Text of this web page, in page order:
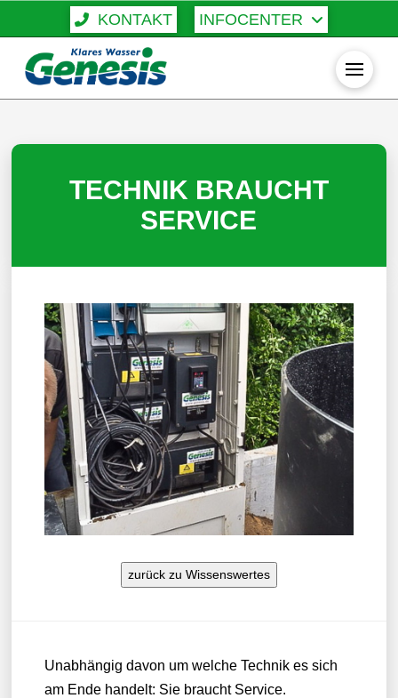
KONTAKT INFOCENTER
TECHNIK BRAUCHT
SERVICE
zurück zu Wissenswertes
Unabhängig davon um welche Technik es sich
am Ende handelt: Sie braucht Service.